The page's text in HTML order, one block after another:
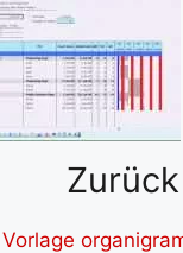
Vorlage